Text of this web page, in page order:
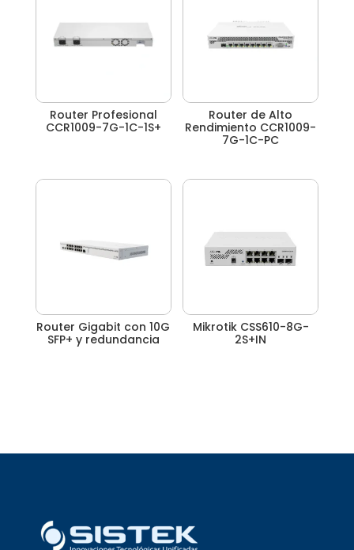
Router Profesional
CCR1009-7G-1C-1S+
Router de Alto
Rendimiento CCR1009-
7G-1C-PC
Router Gigabit con 10G
SFP+ y redundancia
Mikrotik CSS610-8G-
2S+IN